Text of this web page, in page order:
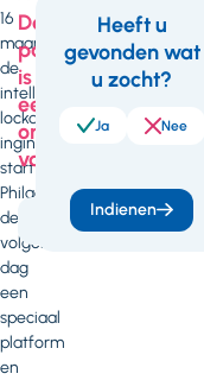
16
maart
de
intelligente
lockdown
inging,
startte
Philadelphia
de
volgende
dag
een
speciaal
platform
en
Deze
pagina
is
een
onderdeel
van
Corona
Feedback
Heeft u
gevonden wat
u zocht?
Ja Nee
Indienen